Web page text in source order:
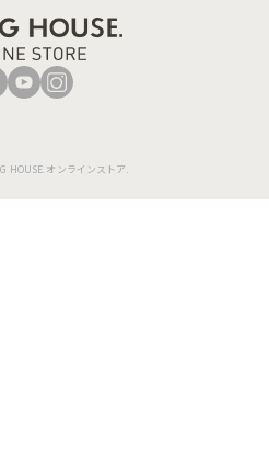
HOUSE.オンラインストア.